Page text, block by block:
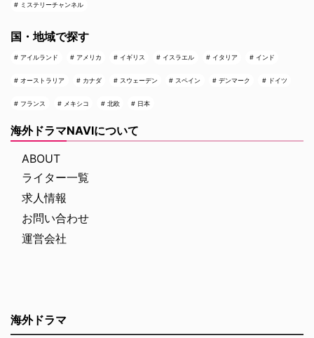
ミステリーチャンネル
国・地域で探す
アイルランド アメリカ イギリス イスラエル イタリア インド
オーストラリア カナダ スウェーデン スペイン デンマーク ドイツ
フランス メキシコ 北欧 日本
海外ドラマNAVIについて
ABOUT
ライター一覧
求人情報
お問い合わせ
運営会社
海外ドラマ